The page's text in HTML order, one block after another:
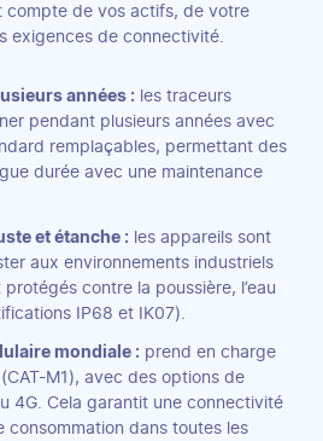
compte de vos actifs, de votre
exigences de connectivité.
années : les traceurs
pendant plusieurs années avec
remplaçables, permettant des
durée avec une maintenance
et étanche : les appareils sont
aux environnements industriels
contre la poussière, l’eau
IP68 et IK07).
mondiale : prend en charge
M1), avec des options de
4G. Cela garantit une connectivité
consommation dans toutes les